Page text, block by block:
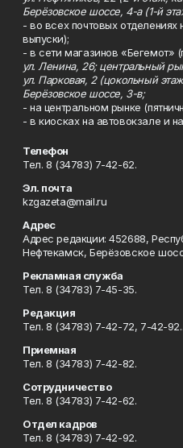
Берёзовское шоссе, 4-а (1-й
- во всех почтовых отделениях
выпуски);
- в сети магазинов «Бегемот»
ул. Ленина, 26; центральный
ул. Парковая, 2 (цокольный
Берёзовское шоссе, 3-в;
- на центральном рынке
- в киосках на автовокзале и
Телефон
Тел. 8 (34783) 7-42-62.
Эл. почта
kzgazeta@mail.ru
Адрес
Адрес редакции: 452688,
Нефтекамск, Берёзовское
Рекламная служба
Тел. 8 (34783) 7-45-35.
Редакция
Тел. 8 (34783) 7-42-72, 7-42-92..
Приемная
Тел. 8 (34783) 7-42-82.
Сотрудничество
Тел. 8 (34783) 7-42-62.
Отдел кадров
Тел. 8 (34783) 7-42-92.